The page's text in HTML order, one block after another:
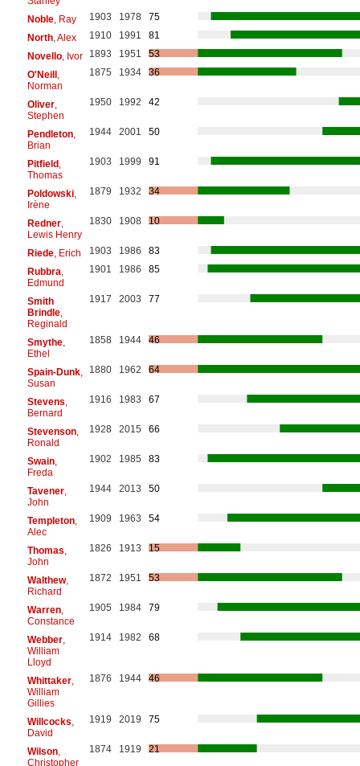
Noble, Ray 1903 1978
75
North, Alex 1910 1991
81
Novello, Ivor 1893 1951
53
O'Neill,
Norman
1875 1934 36
Oliver,
Stephen
1950 1992 42
Pendleton,
Brian
1944 2001 50
Pitfield,
Thomas
1903 1999 91
Poldowski,
Irène
1879 1932 34
Redner,
Lewis Henry
1830 1908 10
Riede, Erich 1903 1986
83
Rubbra
Edmund
1901 1986 85
Smith
Brindle,
Reginald
1917 2003 77
Smythe,
Ethel
1858 1944 46
Spain-Dunk,
Susan
1880 1962 64
Stevens
Bernard
1916 1983 67
Stevenson,
Ronald
1928 2015 66
Swain,
Freda
1902 1985 83
Tavener,
John
1944 2013 50
Templeton,
Alec
1909 1963 54
Thomas
John
1826 1913 15
Walthew,
Richard
1872 1951 53
Warren,
Constance
1905 1984 79
Webber,
William
Lloyd
1914 1982 68
Whittaker,
William
Gillies
1876 1944 46
Willcocks
David
1919 2019 75
Wilson,
Christopher
1874 1919 21